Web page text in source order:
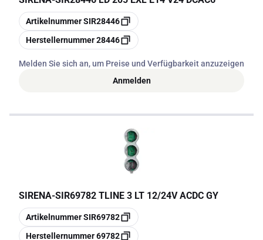
Kopieren
ArtikelnummerSIR28446
Kopieren
Herstellernummer28446
Melden Sie sich an, um Preise und Verfügbarkeit anzuzeigen
Anmelden
SIRENA-SIR69782 TLINE 3 LT 12/24V ACDC GY
Kopieren
ArtikelnummerSIR69782
Kopieren
Herstellernummer69782